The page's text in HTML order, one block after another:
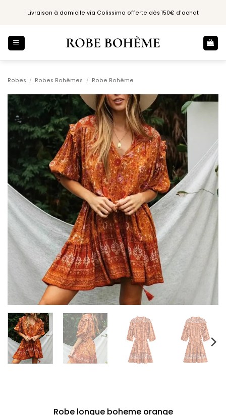
Livraison à domicile via Colissimo offerte dès 150€ d'achat
Robes / Robes Bohèmes / Robe Bohème
Robe longue boheme orange